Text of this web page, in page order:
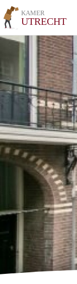
KAMER
UTRECHT